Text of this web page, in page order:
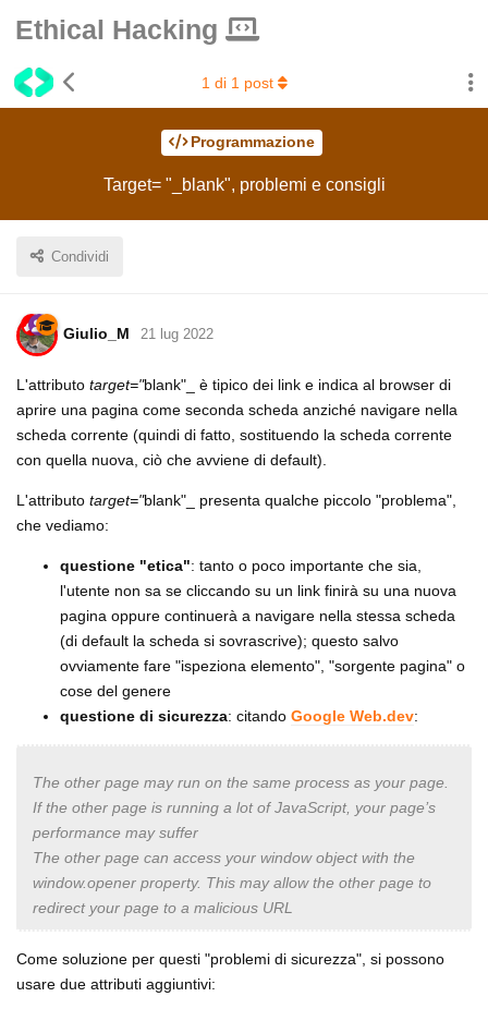
Ethical Hacking
Programmazione
Target= "_blank", problemi e consigli
Condividi
1 di 1 post
Giulio_M 21 lug 2022
L'attributo target="blank"_ è tipico dei link e indica al browser di
aprire una pagina come seconda scheda anziché navigare nella
scheda corrente (quindi di fatto, sostituendo la scheda corrente
con quella nuova, ciò che avviene di default).
L'attributo target="blank"_ presenta qualche piccolo "problema",
che vediamo:
questione "etica": tanto o poco importante che sia,
l'utente non sa se cliccando su un link finirà su una nuova
pagina oppure continuerà a navigare nella stessa scheda
(di default la scheda si sovrascrive); questo salvo
ovviamente fare "ispeziona elemento", "sorgente pagina" o
cose del genere
questione di sicurezza: citando Google Web.dev:
The other page may run on the same process as your page.
If the other page is running a lot of JavaScript, your page’s
performance may suffer
The other page can access your window object with the
window.opener property. This may allow the other page to
redirect your page to a malicious URL
Come soluzione per questi "problemi di sicurezza", si possono
usare due attributi aggiuntivi: